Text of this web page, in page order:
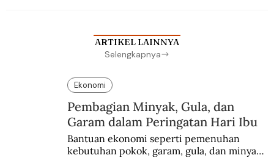
ARTIKEL LAINNYA
Selengkapnya
Ekonomi
Pembagian Minyak, Gula, dan
Garam dalam Peringatan Hari Ibu
Bantuan ekonomi seperti pemenuhan
kebutuhan pokok, garam, gula, dan minyak